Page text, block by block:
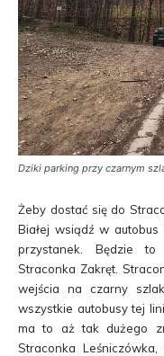
Dziki parking przy czarnym
Żeby dostać się do
Białej wsiądź w
przystanek. Będzie
Straconka Zakręt.
wejścia na czarny
wszystkie autobusy tej
ma to aż tak dużego
Straconka